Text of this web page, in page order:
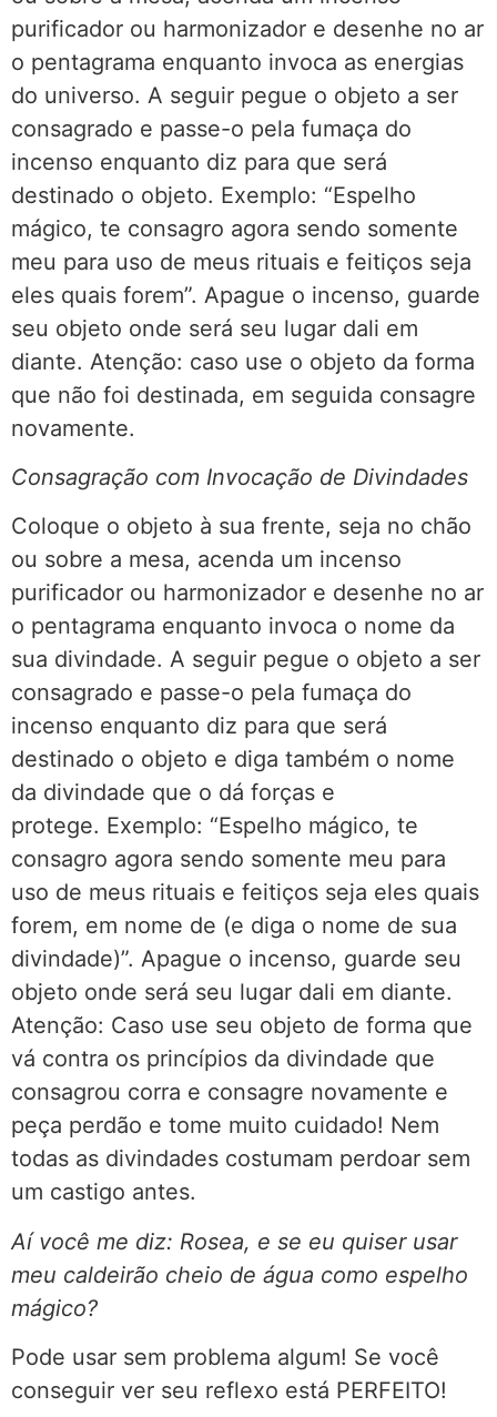
purificador ou harmonizador e desenhe no ar
o pentagrama enquanto invoca as energias
do universo. A seguir pegue o objeto a ser
consagrado e passe-o pela fumaça do
incenso enquanto diz para que será
destinado o objeto. Exemplo: “Espelho
mágico, te consagro agora sendo somente
meu para uso de meus rituais e feitiços seja
eles quais forem”. Apague o incenso, guarde
seu objeto onde será seu lugar dali em
diante. Atenção: caso use o objeto da forma
que não foi destinada, em seguida consagre
novamente.
Consagração com Invocação de Divindades
Coloque o objeto à sua frente, seja no chão
ou sobre a mesa, acenda um incenso
purificador ou harmonizador e desenhe no ar
o pentagrama enquanto invoca o nome da
sua divindade. A seguir pegue o objeto a ser
consagrado e passe-o pela fumaça do
incenso enquanto diz para que será
destinado o objeto e diga também o nome
da divindade que o dá forças e
protege. Exemplo: “Espelho mágico, te
consagro agora sendo somente meu para
uso de meus rituais e feitiços seja eles quais
forem, em nome de (e diga o nome de sua
divindade)”. Apague o incenso, guarde seu
objeto onde será seu lugar dali em diante.
Atenção: Caso use seu objeto de forma que
vá contra os princípios da divindade que
consagrou corra e consagre novamente e
peça perdão e tome muito cuidado! Nem
todas as divindades costumam perdoar sem
um castigo antes.
Aí você me diz: Rosea, e se eu quiser usar
meu caldeirão cheio de água como espelho
mágico?
Pode usar sem problema algum! Se você
conseguir ver seu reflexo está PERFEITO!